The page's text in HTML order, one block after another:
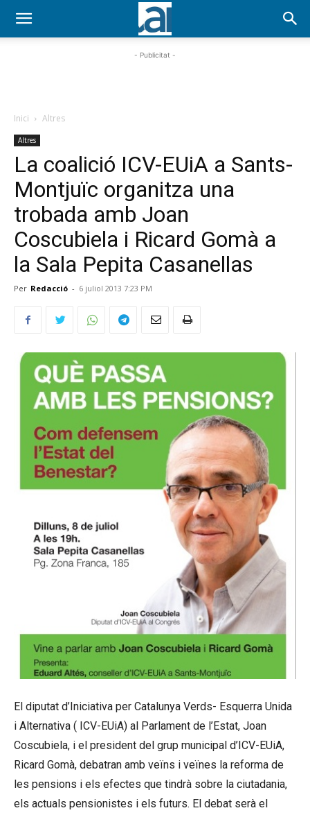
- Publicitat -
Inici Altres
Altres
La coalició ICV-EUiA a Sants-
Montjuïc organitza una
trobada amb Joan
Coscubiela i Ricard Gomà a
la Sala Pepita Casanellas
Per Redacció - 6 juliol 2013 7:23 PM
El diputat d’Iniciativa per Catalunya Verds- Esquerra Unida
i Alternativa ( ICV-EUiA) al Parlament de l’Estat, Joan
Coscubiela, i el president del grup municipal d’ICV-EUiA,
Ricard Gomà, debatran amb veïns i veïnes la reforma de
les pensions i els efectes que tindrà sobre la ciutadania,
els actuals pensionistes i els futurs. El debat serà el